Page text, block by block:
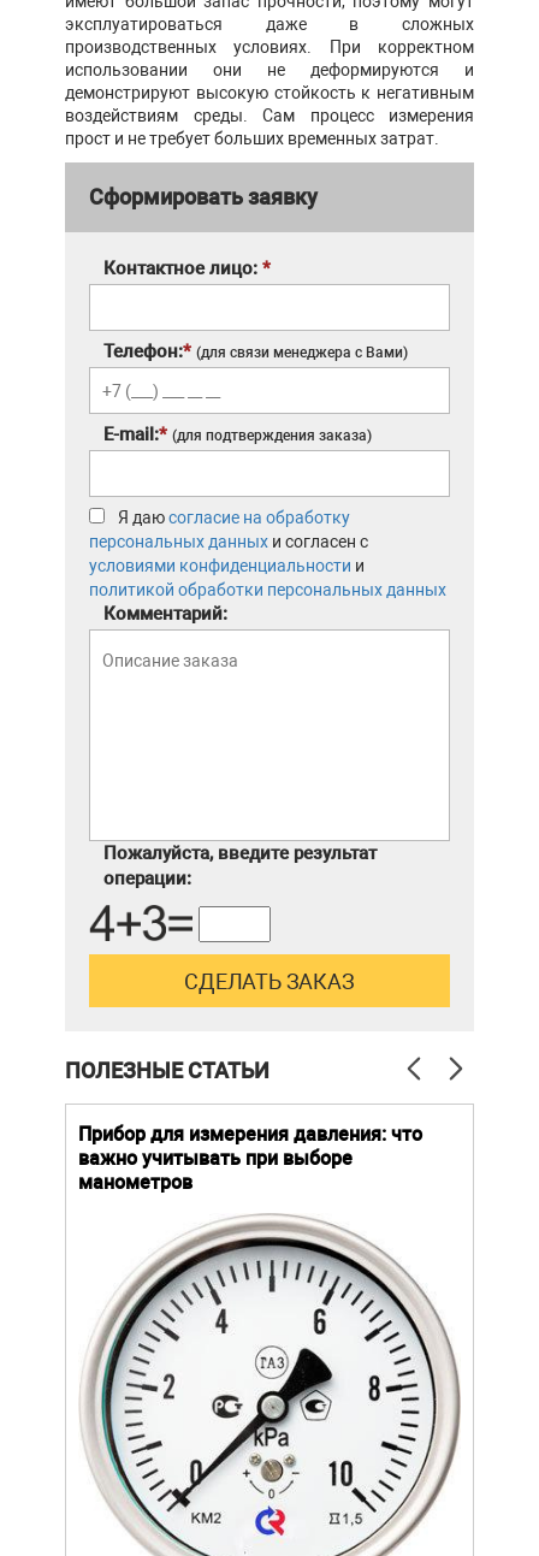
эксплуатироваться даже в сложных
производственных условиях. При корректном
использовании они не деформируются и
демонстрируют высокую стойкость к негативным
воздействиям среды. Сам процесс измерения
прост и не требует больших временных затрат.
Сформировать заявку
Контактное лицо: *
Телефон:* (для связи менеджера с Вами)
E-mail:* (для подтверждения заказа)
Я даюсогласие на обработку
персональных данных и согласен с
условиями конфиденциальности и
политикой обработки персональных данных
Комментарий:
Пожалуйста, введите результат
операции:
ПОЛЕЗНЫЕ СТАТЬИ
Прибор для измерения давления: что
важно учитывать при выборе
манометров